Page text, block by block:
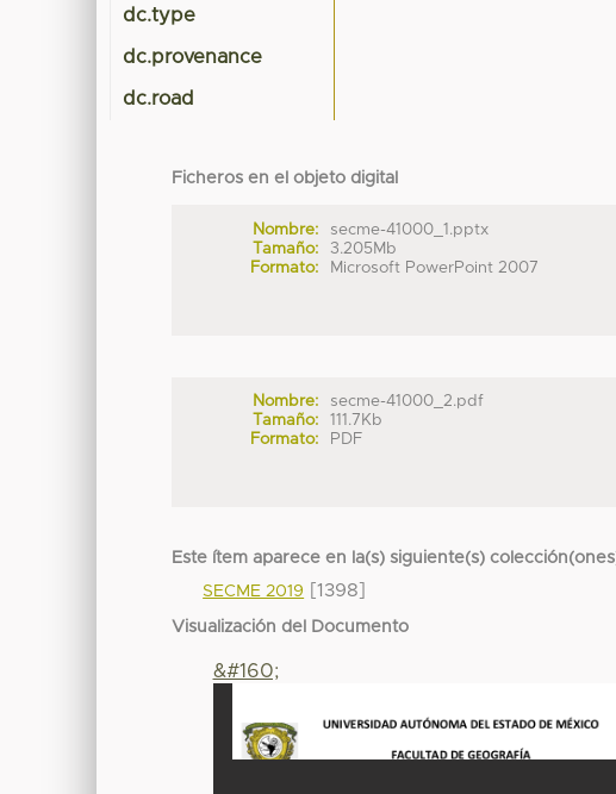
dc.type
dc.provenance
dc.road
Ficheros en el objeto digital
Nombre:
secme-41000_1.pptx
Tamaño:
3.205Mb
Formato:
Microsoft PowerPoint 2007
Nombre:
secme-41000_2.pdf
Tamaño:
111.7Kb
Formato:
PDF
Este ítem aparece en la(s) siguiente(s)
SECME 2019 [1398]
Visualización del Documento
&#160;